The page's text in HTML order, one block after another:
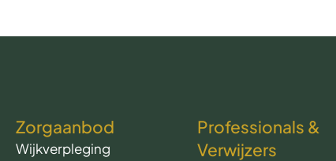
Zorgaanbod
Wijkverpleging
Professionals &
Verwijzers